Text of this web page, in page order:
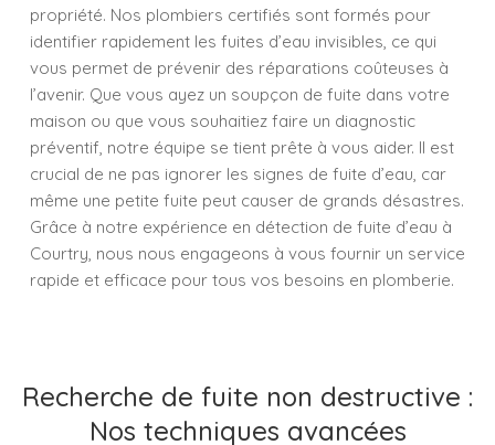
propriété. Nos plombiers certifiés sont formés pour
identifier rapidement les fuites d’eau invisibles, ce qui
vous permet de prévenir des réparations coûteuses à
l’avenir. Que vous ayez un soupçon de fuite dans votre
maison ou que vous souhaitiez faire un diagnostic
préventif, notre équipe se tient prête à vous aider. Il est
crucial de ne pas ignorer les signes de fuite d’eau, car
même une petite fuite peut causer de grands désastres.
Grâce à notre expérience en détection de fuite d’eau à
Courtry, nous nous engageons à vous fournir un service
rapide et efficace pour tous vos besoins en plomberie.
Recherche de fuite non destructive :
Nos techniques avancées